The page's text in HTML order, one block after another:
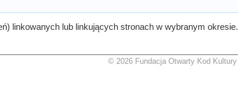
linkowanych lub linkujących stronach w wybranym okresie.
© 2026 Fundacja Otwarty Kod Kultury